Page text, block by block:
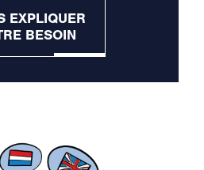
EXPLIQUER
BESOIN